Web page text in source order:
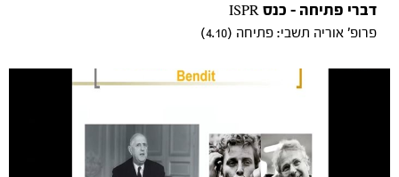
דברי פתיחה - כנס ISPR
פרופ' אוריה תשבי: פתיחה (4.10)